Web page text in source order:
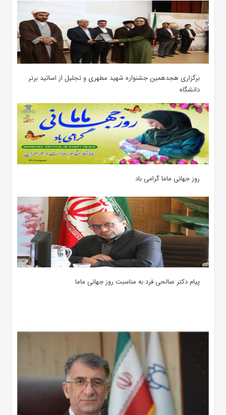
برگزاری هجدهمین جشنواره شهید مطهری و تجلیل از اساتید برتر
دانشگاه
روز جهانی ماما گرامی باد
پیام دکتر صالحی فرد به مناسبت روز جهانی ماما